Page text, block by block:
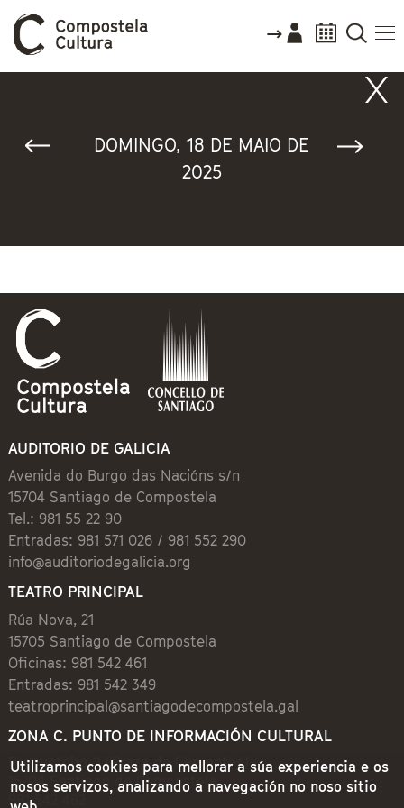
DOMINGO, 18 DE MAIO DE
2025
AUDITORIO DE GALICIA
Avenida do Burgo das Nacións s/n
15704 Santiago de Compostela
Tel.: 981 55 22 90
Entradas: 981 571 026 / 981 552 290
info@auditoriodegalicia.org
TEATRO PRINCIPAL
Rúa Nova, 21
15705 Santiago de Compostela
Oficinas: 981 542 461
Entradas: 981 542 349
teatroprincipal@santiagodecompostela.gal
ZONA C. PUNTO DE INFORMACIÓN CULTURAL
Preguntoiro, 1 (Praza de Cervantes)
15704 Santiago de Compostela
981 542 462
Utilizamos cookies para mellorar a súa experiencia e os
nosos servizos, analizando a navegación no noso sitio